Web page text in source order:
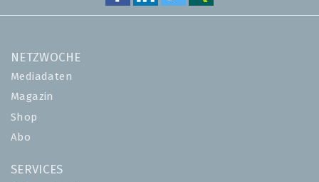
NETZWOCHE
Mediadaten
Magazin
Shop
Abo
SERVICES